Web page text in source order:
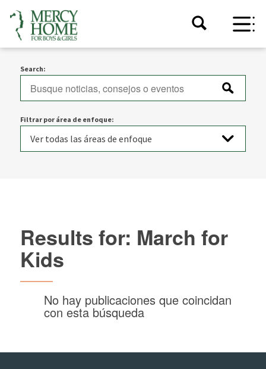
Search:
Filtrar por área de enfoque:
Results for: March for
Kids
No hay publicaciones que coincidan
con esta búsqueda